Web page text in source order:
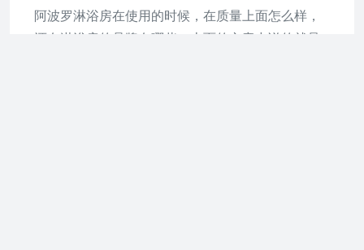
阿波罗淋浴房在使用的时候，在质量上面怎么样，
还有淋浴房的品牌有哪些，上面的文章中说的就是